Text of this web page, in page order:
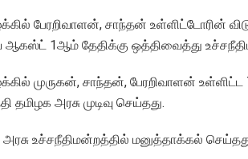
பேரறிவாளன், சாந்தன் உள்ளிட்டோரின்
1ஆம் தேதிக்கு ஒத்திவைத்து
முருகன், சாந்தன், பேரறிவாளன்
தமிழக அரசு முடிவு செய்தது.
உச்சநீதிமன்றத்தில் மனுத்தாக்கல்